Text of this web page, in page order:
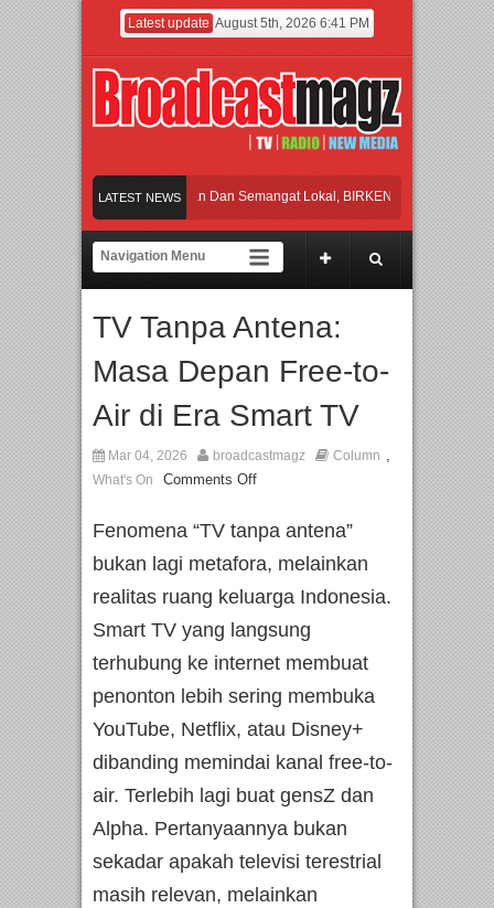
Latest update August 5th, 2026 6:41 PM
LATEST NEWS
Perpaduan Warisan Dan Semangat Lokal, BIRKENSTOCK INDONESIA
UT School, PTBA, dan Kamaju Tingkatkan Kualitas SDM melalui Basic
Eksklusif Pemain Sinetron Biarkan Hati Bicara, Febby Rastanty,
Perpaduan Warisan Dan Semangat Lokal, BIRKENSTOCK INDONESIA
TV Tanpa Antena:
Masa Depan Free-to-
Air di Era Smart TV
Mar 04, 2026 broadcastmagz Column ,
What's On Comments Off
Fenomena “TV tanpa antena”
bukan lagi metafora, melainkan
realitas ruang keluarga Indonesia.
Smart TV yang langsung
terhubung ke internet membuat
penonton lebih sering membuka
YouTube, Netflix, atau Disney+
dibanding memindai kanal free-to-
air. Terlebih lagi buat gensZ dan
Alpha. Pertanyaannya bukan
sekadar apakah televisi terestrial
masih relevan, melainkan